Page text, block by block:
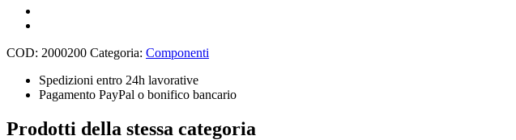
2.54
quantità
COD: 2000200 Categoria: Componenti
Spedizioni entro 24h lavorative
Pagamento PayPal o bonifico bancario
Prodotti della stessa categoria